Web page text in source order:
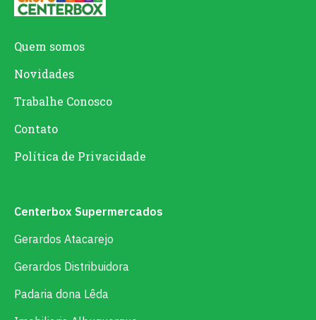
Quem somos
Novidades
Trabalhe Conosco
Contato
Política de Privacidade
Centerbox Supermercados
Gerardos Atacarejo
Gerardos Distribuidora
Padaria dona Lêda